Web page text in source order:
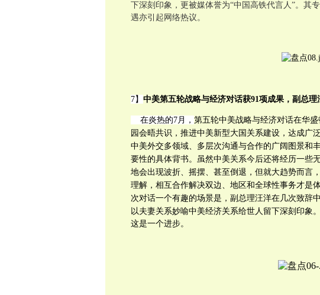
下深刻印象，更被媒体誉为“中国高铁代言人”。 其
遇亦引起网络热议。
7】 中美第五轮战略与经济对话获91项成果，副总理
在炎热的7月， 第五轮中美战略与经济对话在华
园会晤共识，推进中美新型大国关系建设，达成广
中美外交多领域、多层次沟通与合作的广阔图景和
要性的具体背书。虽然中美关系今后还将经历一些
地会出现波折、摇摆、甚至倒退， 但就大趋势而言
理解，相互合作解决双边、 地区和全球性事务才是
次对话一个有趣的场景是， 副总理汪洋在几次致辞
以夫妻关系妙喻中美经济关系给世人留下深刻印象
这是一个进步。